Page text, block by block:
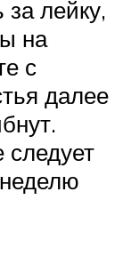
лейку,
на
с
далее
следует